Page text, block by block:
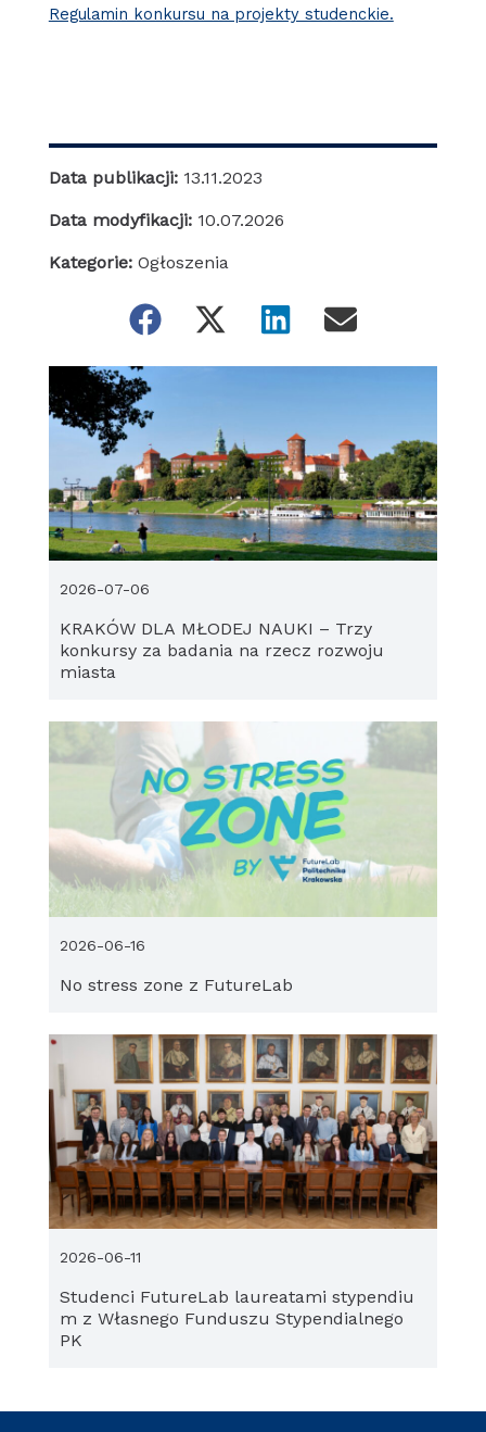
Regulamin konkursu na projekty studenckie.
Data publikacji: 13.11.2023
Data modyfikacji: 10.07.2026
Kategorie: Ogłoszenia
KRAKÓW DLA MŁODEJ NAUKI – Trzy
konkursy za badania na rzecz rozwoju
miasta
2026-07-06
No stress zone z FutureLab
2026-06-16
Studenci FutureLab laureatami stypendiu
m z Własnego Funduszu Stypendialnego
PK
2026-06-11